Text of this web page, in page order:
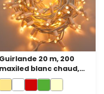
Guirlande 20 m, 200
maxiled blanc chaud,
blanc,
IP67